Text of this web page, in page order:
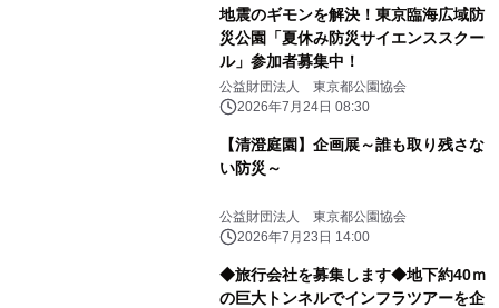
地震のギモンを解決！東京臨海広域防
災公園「夏休み防災サイエンススクー
ル」参加者募集中！
公益財団法人 東京都公園協会
2026年7月24日 08:30
【清澄庭園】企画展～誰も取り残さな
い防災～
公益財団法人 東京都公園協会
2026年7月23日 14:00
◆旅行会社を募集します◆地下約40ｍ
の巨大トンネルでインフラツアーを企